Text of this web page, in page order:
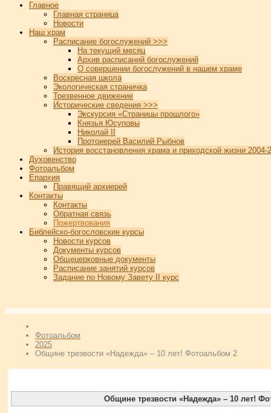
Главное
Главная страница
Новости
Наш храм
Расписание богослужений >>>
На текущий месяц
Архив расписаний богослужений
О совершении богослужений в нашем храме
Воскресная школа
Экологическая страничка
Трезвенное движение
Исторические сведения >>>
Экскурсия «Страницы прошлого»
Князья Юсуповы
Николай II
Протоиерей Василий Рыбнов
История восстановления храма и приходской жизни 2004-
Духовенство
Фотоальбом
Епархия
Правящий архиерей
Контакты
Контакты
Обратная связь
Пожертвования
Библейско-богословские курсы
Новости курсов
Документы курсов
Общецерковные документы
Расписание занятий курсов
Задание по Новому Завету II курс
Фотоальбом
2025
Общине трезвости «Надежда» – 10 лет! Фотоальбом 2
Общине трезвости «Надежда» – 10 лет!